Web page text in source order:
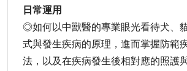
日常運用
◎如何以中獸醫的專業眼光看待犬、
式與發生疾病的原理，進而掌握防範
法，以及在疾病發生後相對應的照護與